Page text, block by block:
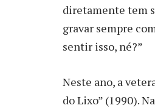
diretamente tem
gravar sempre
sentir isso, né?”
Neste ano, a
do Lixo” (1990).